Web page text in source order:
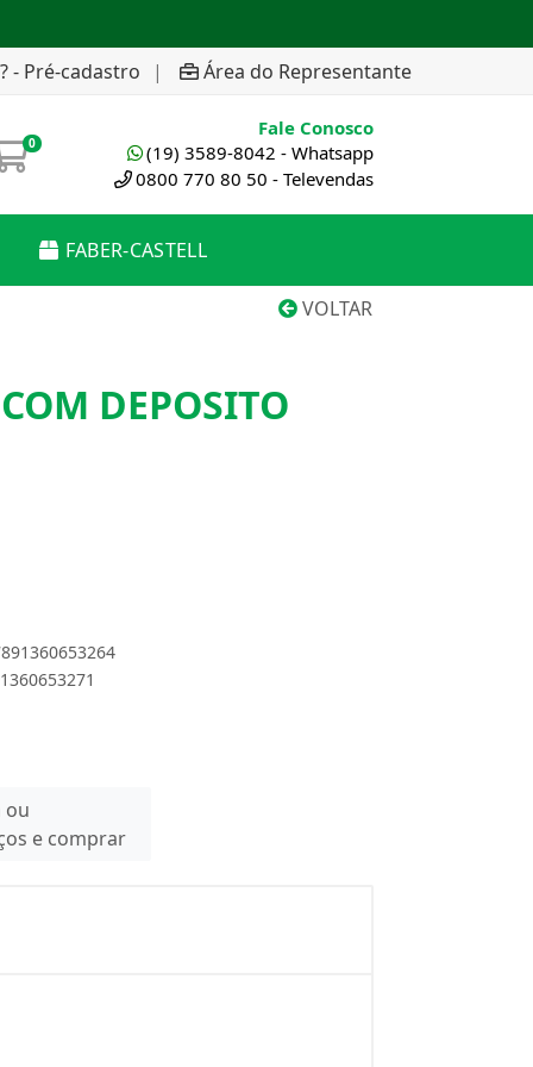
- Pré-cadastro | Área do Representante
0
Fale Conosco
(19) 3589-8042 - Whatsapp
0800 770 80 50 - Televendas
FABER-CASTELL
VOLTAR
DEPOSITO
ou
e comprar